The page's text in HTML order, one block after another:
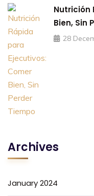
Nutrición
Bien, Sin
28
Archives
January 2024